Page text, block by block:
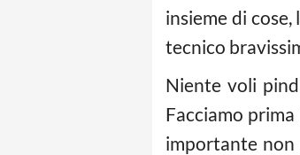
insieme di
tecnico
Niente voli
Facciamo prima
importante non